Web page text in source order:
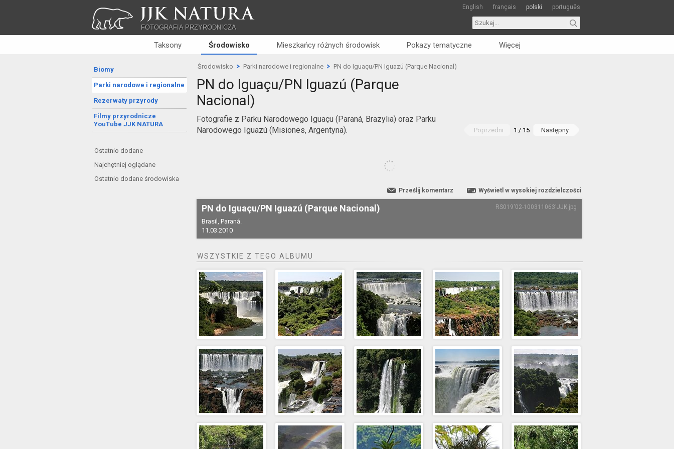
JJK NATURA
FOTOGRAFIA PRZYRODNICZA
English français polski português
Taksony Środowisko Mieszkańcy różnych środowisk Pokazy tematyczne Więcej
Biomy
Parki narodowe i regionalne
Rezerwaty przyrody
Filmy przyrodnicze
YouTube JJK NATURA
Ostatnio dodane
Najchętniej oglądane
Ostatnio dodane środowiska
Środowisko Parki narodowe i regionalne PN do Iguaçu/PN Iguazú (Parque Nacional)
PN do Iguaçu/PN Iguazú (Parque
Nacional)
Fotografie z Parku Narodowego Iguaçu (Paraná, Brazylia) oraz Parku
Narodowego Iguazú (Misiones, Argentyna).
Poprzedni 1 / 15 Następny
Wyświetl w wysokiej rozdzielczości
Prześlij komentarz
PN do Iguaçu/PN Iguazú (Parque Nacional)
Brasil, Paraná.
11.03.2010
RS019'02-100311063'JJK.jpg
WSZYSTKIE Z TEGO ALBUMU